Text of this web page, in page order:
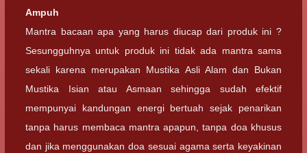
Ampuh
Mantra bacaan apa yang harus diucap dari produk ini ?
Sesungguhnya untuk produk ini tidak ada mantra sama
sekali karena merupakan Mustika Asli Alam dan Bukan
Mustika Isian atau Asmaan sehingga sudah efektif
mempunyai kandungan energi bertuah sejak penarikan
tanpa harus membaca mantra apapun, tanpa doa khusus
dan jika menggunakan doa sesuai agama serta keyakinan